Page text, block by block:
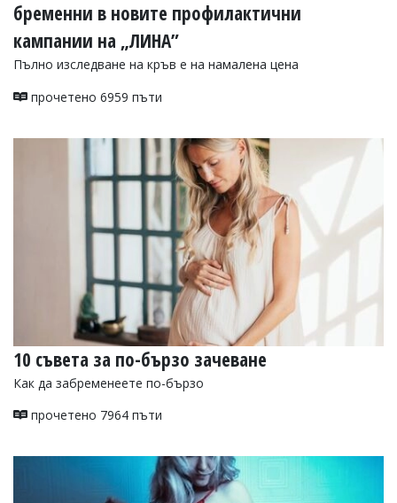
бременни в новите профилактични
кампании на „ЛИНА”
Пълно изследване на кръв е на намалена цена
прочетено 6959 пъти
10 съвета за по-бързо зачеване
Как да забременеете по-бързо
прочетено 7964 пъти